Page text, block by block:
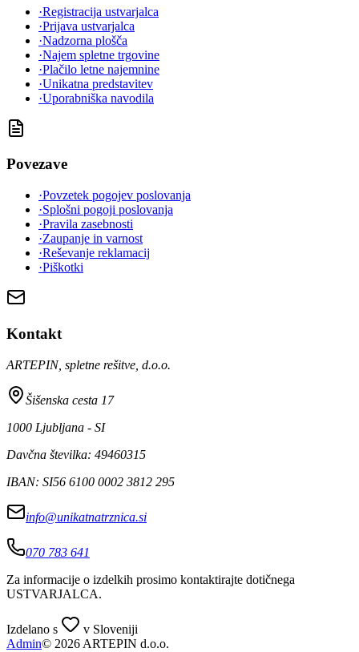
·Registracija ustvarjalca
·Prijava ustvarjalca
·Nadzorna plošča
·Najem spletne trgovine
·Plačilo letne najemnine
·Unikatna predstavitev
·Uporabniška navodila
Povezave
·Povzetek pogojev poslovanja
·Splošni pogoji poslovanja
·Pravila zasebnosti
·Zaupanje in varnost
·Reševanje reklamacij
·Piškotki
Kontakt
ARTEPIN, spletne rešitve, d.o.o.
Šišenska cesta 17
1000 Ljubljana - SI
Davčna številka: 49460315
IBAN: SI56 6100 0002 3812 295
info@unikatnatrznica.si
070 783 641
Za informacije o izdelkih prosimo kontaktirajte dotičnega
USTVARJALCA.
Izdelano s
v Sloveniji
Admin© 2026 ARTEPIN d.o.o.